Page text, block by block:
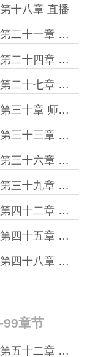
第十八章 直播
第二十一章 许景明和柳箭风
第二十四章 柳箭风老爷子
第二十七章 巅峰对决［下］
第三十章 师父召见
第三十三章 六天后
第三十六章 闯星空塔
第三十九章 这公平吗？
第四十二章 许景明的队友们
第四十五章 极限瓶颈
第四十八章 只能靠自己
99章节
第五十二章 王怡的邀请者们